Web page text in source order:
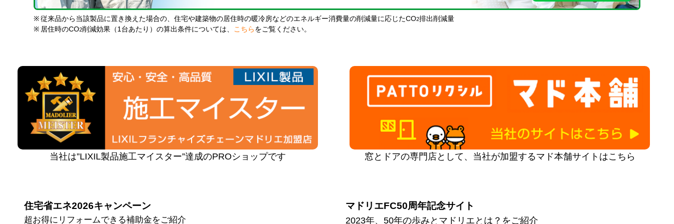
※ 従来品から当該製品に置き換えた場合の、住宅や建築物の居住時の暖冷房などのエネルギー消費量の削減量に応じたCO2排出削減量
※ 居住時のCO2削減効果（1台あたり）の算出条件については、 こちら をご覧ください。
当社は”LIXIL製品施工マイスター”達成のPROショップです 窓とドアの専門店として、当社が加盟するマド本舗サイトはこちら
住宅省エネ2026キャンペーン
超お得にリフォームできる補助金をご紹介
マドリエFC50周年記念サイト
2023年、50年の歩みとマドリエとは？をご紹介